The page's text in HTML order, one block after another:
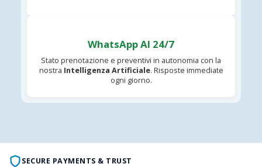
WhatsApp AI 24/7
Stato prenotazione e preventivi in autonomia con la
nostra Intelligenza Artificiale. Risposte immediate
ogni giorno.
SECURE PAYMENTS & TRUST